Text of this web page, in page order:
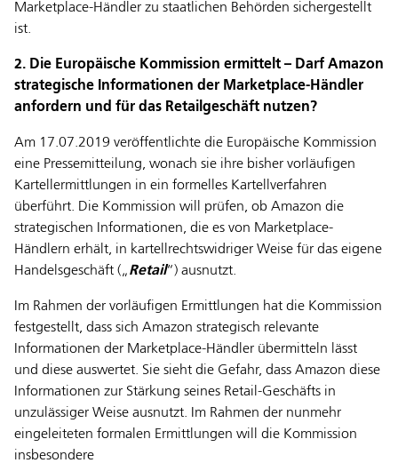
Marketplace-Händler zu staatlichen Behörden sichergestellt
ist.
2. Die Europäische Kommission ermittelt – Darf Amazon
strategische Informationen der Marketplace-Händler
anfordern und für das Retailgeschäft nutzen?
Am 17.07.2019 veröffentlichte die Europäische Kommission
eine Pressemitteilung, wonach sie ihre bisher vorläufigen
Kartellermittlungen in ein formelles Kartellverfahren
überführt. Die Kommission will prüfen, ob Amazon die
strategischen Informationen, die es von Marketplace-
Händlern erhält, in kartellrechtswidriger Weise für das eigene
Handelsgeschäft („Retail“) ausnutzt.
Im Rahmen der vorläufigen Ermittlungen hat die Kommission
festgestellt, dass sich Amazon strategisch relevante
Informationen der Marketplace-Händler übermitteln lässt
und diese auswertet. Sie sieht die Gefahr, dass Amazon diese
Informationen zur Stärkung seines Retail-Geschäfts in
unzulässiger Weise ausnutzt. Im Rahmen der nunmehr
eingeleiteten formalen Ermittlungen will die Kommission
insbesondere